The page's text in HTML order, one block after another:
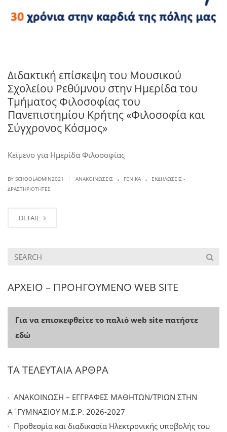
Διδακτική επίσκεψη του Μουσικού
Σχολείου Ρεθύμνου στην Ημερίδα του
Τμήματος Φιλοσοφίας του
Πανεπιστημίου Κρήτης «Φιλοσοφία και
Σύγχρονος Κόσμος»
Κείμενο για Ημερίδα Φιλοσοφίας
BY SCHOOLADMIN2021 ΑΝΑΚΟΙΝΏΣΕΙΣ . ΓΕΝΙΚΆ .
ΕΚΔΗΛΏΣΕΙΣ -
ΔΡΑΣΤΗΡΙΌΤΗΤΕΣ
DETAIL
ΑΡΧΕΙΟ – ΠΡΟΗΓΟΥΜΕΝΟ WEB SITE
Για να επισκεφθείτε το παλιό web site πατήστε
εδώ
ΤΑ ΤΕΛΕΥΤΑΙΑ ΑΡΘΡΑ
ΑΝΑΚΟΙΝΩΣΗ – ΕΓΓΡΑΦΕΣ ΜΑΘΗΤΩΝ/ΤΡΙΩΝ ΣΤΗΝ
Α΄ΓΥΜΝΑΣΙΟΥ Μ.Σ.Ρ. 2026-2027
Προθεσμία και διαδικασία Ηλεκτρονικής υποβολής του